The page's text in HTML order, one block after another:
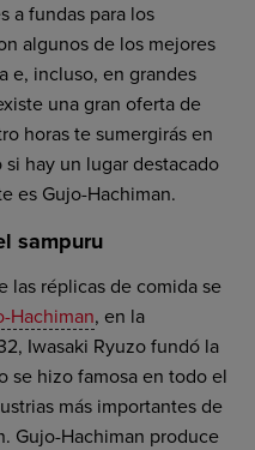
a fundas para los
algunos de los mejores
e, incluso, en grandes
una gran oferta de
horas te sumergirás en
hay un lugar destacado
es Gujo-Hachiman.
sampuru
las réplicas de comida se
Hachiman, en la
Iwasaki Ryuzo fundó la
se hizo famosa en todo el
más importantes de
Gujo-Hachiman produce